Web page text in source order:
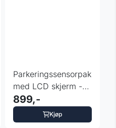
Parkeringssensorpakke
med LCD skjerm -
Dolphin grey
899,-
Kjøp